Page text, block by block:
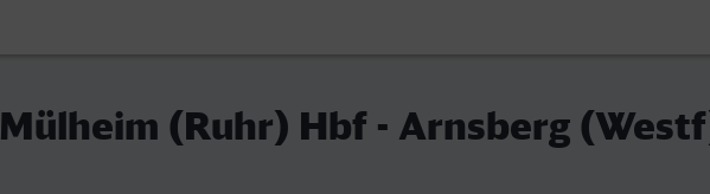
Mülheim (Ruhr) Hbf - Arnsberg